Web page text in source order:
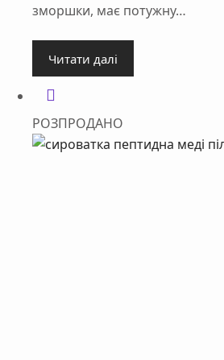
зморшки, має потужну…
Читати далі
РОЗПРОДАНО